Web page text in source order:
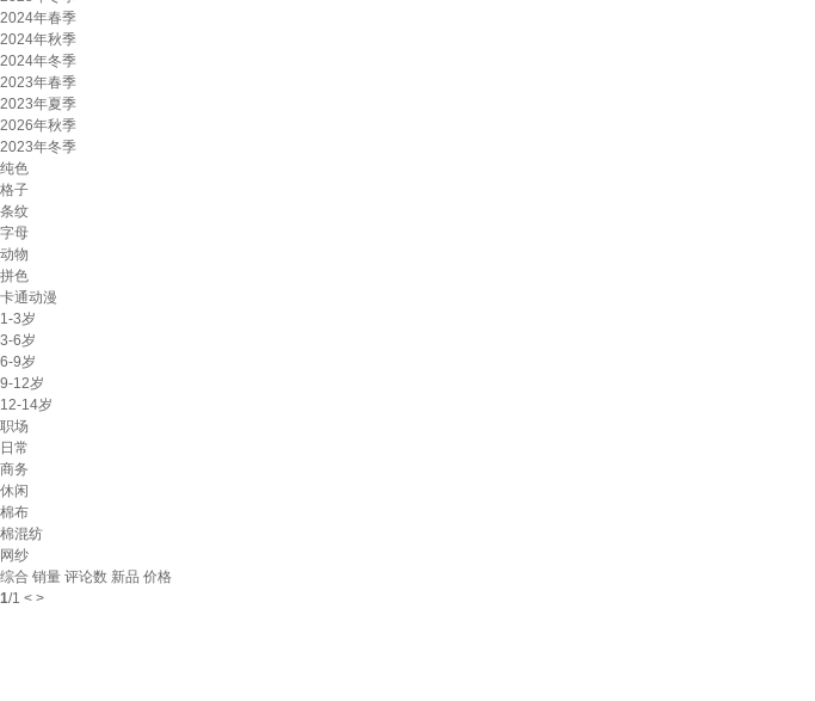
2024年春季
2024年秋季
2024年冬季
2023年春季
2023年夏季
2026年秋季
2023年冬季
纯色
格子
条纹
字母
动物
拼色
卡通动漫
1-3岁
3-6岁
6-9岁
9-12岁
12-14岁
职场
日常
商务
休闲
棉布
棉混纺
网纱
综合 销量 评论数 新品 价格
1/1 < >